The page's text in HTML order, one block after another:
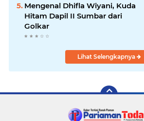
Mengenal Dhifla Wiyani, Kuda
Hitam Dapil II Sumbar dari
Golkar
Lihat Selengkapnya